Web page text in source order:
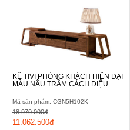
KỆ TIVI PHÒNG KHÁCH HIỆN ĐẠI
MÀU NÂU TRẦM CÁCH ĐIỆU...
Mã sản phẩm: CGN5H102K
11.062.500đ
18.970.000đ